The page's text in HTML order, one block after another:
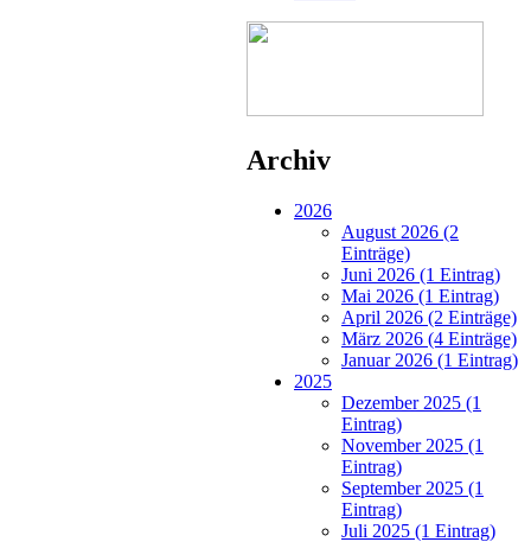
Archiv
2026
August 2026 (2
Einträge)
Juni 2026 (1 Eintrag)
Mai 2026 (1 Eintrag)
April 2026 (2 Einträge)
März 2026 (4 Einträge)
Januar 2026 (1 Eintrag)
2025
Dezember 2025 (1
Eintrag)
November 2025 (1
Eintrag)
September 2025 (1
Eintrag)
Juli 2025 (1 Eintrag)